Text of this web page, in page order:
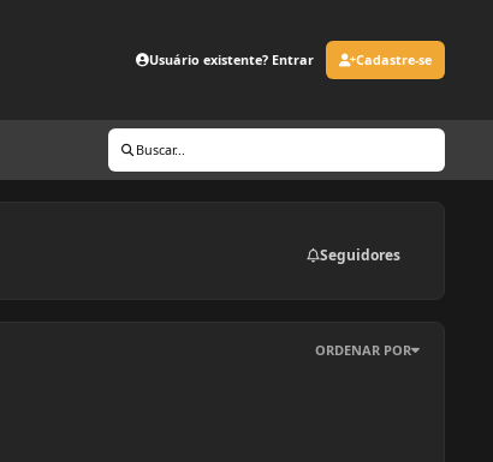
Usuário existente? Entrar Cadastre-se
Buscar...
Seguidores
ORDENAR POR